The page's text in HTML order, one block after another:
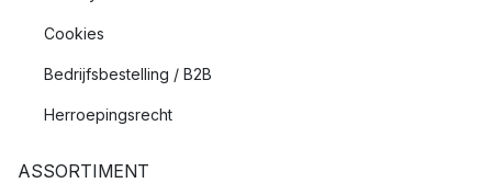
Cookies
Bedrijfsbestelling / B2B
Herroepingsrecht
ASSORTIMENT